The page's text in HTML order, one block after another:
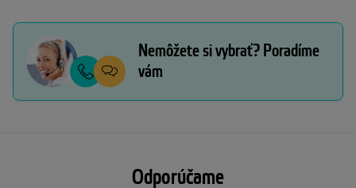
Nemôžete si vybrať? Poradíme
vám
Odporúčame